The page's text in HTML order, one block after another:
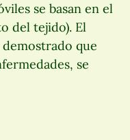
se basan en el
del tejido). El
que
se